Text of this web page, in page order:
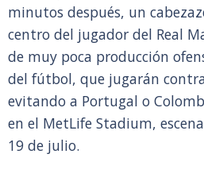
minutos después, un
centro del jugador del Real
de muy poca producción
del fútbol, que jugarán
evitando a Portugal o
en el MetLife Stadium,
19 de julio.